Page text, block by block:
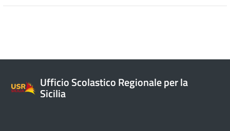
Ufficio Scolastico Regionale per la
Sicilia